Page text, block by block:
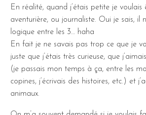
En réalité, quand j’étais petite je voulais
aventurière, ou journaliste. Oui je sais, il
logique entre les 3… haha
En fait je ne savais pas trop ce que je
juste que j’étais très curieuse, que
(je passais mon temps à ça, entre les
copines, j’écrivais des histoires, etc.) et
animaux.